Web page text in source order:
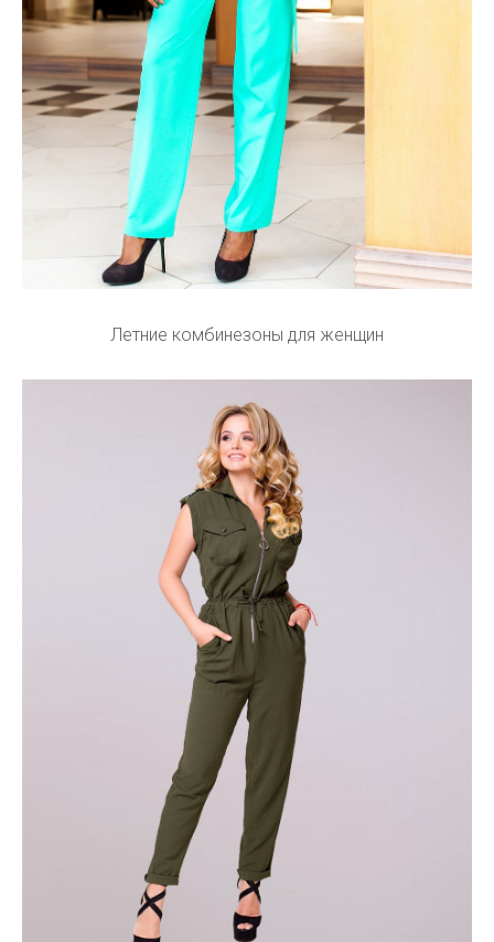
Летние комбинезоны для женщин